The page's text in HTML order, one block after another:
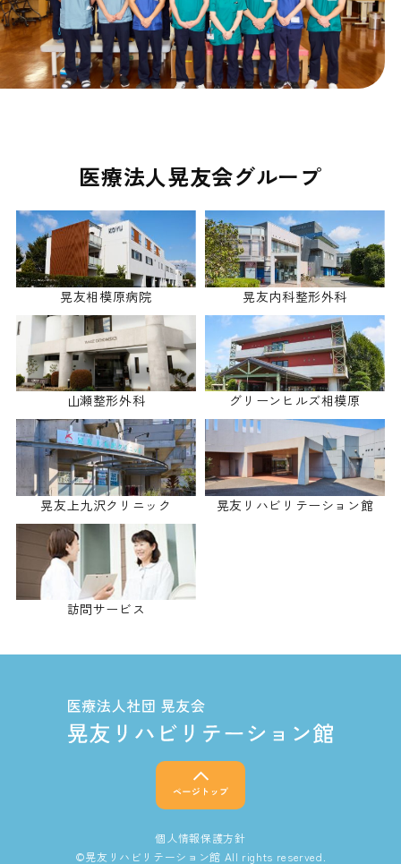
医療法人晃友会グループ
晃友相模原病院 晃友内科整形外科
山瀬整形外科 グリーンヒルズ相模原
晃友上九沢クリニック 晃友リハビリテーション館
訪問サービス
個人情報保護方針
©晃友リハビリテーション館 All rights reserved.